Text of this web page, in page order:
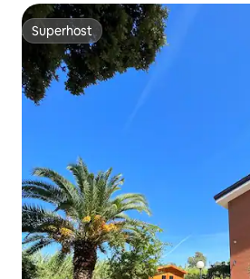
Superhost
Superhost